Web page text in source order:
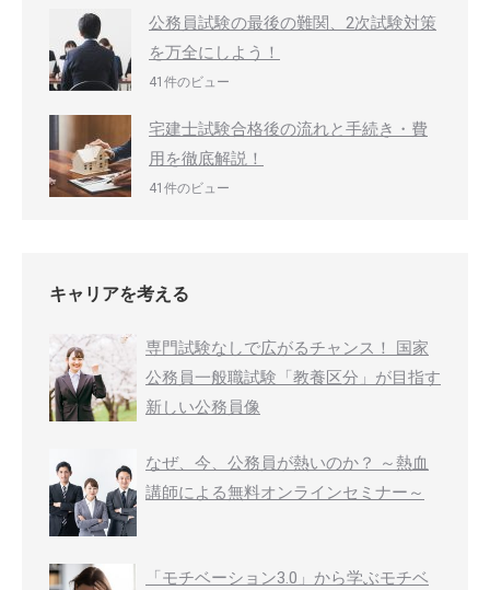
公務員試験の最後の難関、2次試験対策
を万全にしよう！
41件のビュー
宅建士試験合格後の流れと手続き・費
用を徹底解説！
41件のビュー
キャリアを考える
専門試験なしで広がるチャンス！ 国家
公務員一般職試験「教養区分」が目指す
新しい公務員像
なぜ、今、公務員が熱いのか？ ～熱血
講師による無料オンラインセミナー～
「モチベーション3.0」から学ぶモチベ